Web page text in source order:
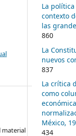
La
contexto
las
860
La
nuevos
837
La crítica
como
México,
434